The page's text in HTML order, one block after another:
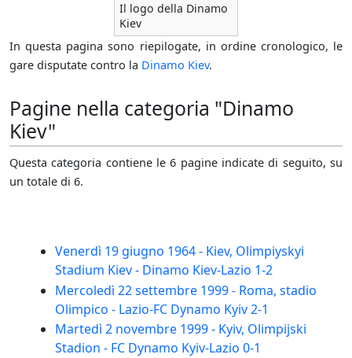
Il logo della Dinamo
Kiev
In questa pagina sono riepilogate, in ordine cronologico, le
gare disputate contro la Dinamo Kiev.
Pagine nella categoria "Dinamo
Kiev"
Questa categoria contiene le 6 pagine indicate di seguito, su
un totale di 6.
Venerdì 19 giugno 1964 - Kiev, Olimpiyskyi
Stadium Kiev - Dinamo Kiev-Lazio 1-2
Mercoledì 22 settembre 1999 - Roma, stadio
Olimpico - Lazio-FC Dynamo Kyiv 2-1
Martedì 2 novembre 1999 - Kyiv, Olimpijski
Stadion - FC Dynamo Kyiv-Lazio 0-1